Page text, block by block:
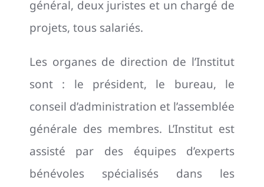
général, deux juristes et un chargé de
projets, tous salariés.
Les organes de direction de l’Institut
sont : le président, le bureau, le
conseil d’administration et l’assemblée
générale des membres. L’Institut est
assisté par des équipes d’experts
bénévoles spécialisés dans les